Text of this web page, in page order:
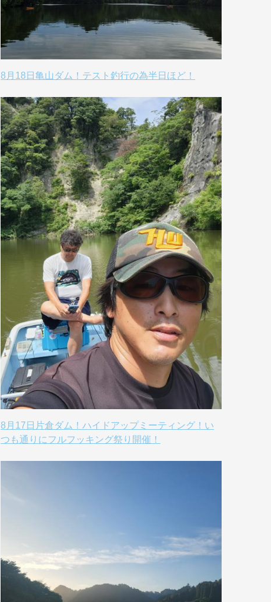
8月18日亀山ダム！テスト釣行の為半日ほど！
8月17日片倉ダム！ハイドアップミーティング！い
つも通りにフルフッキング祭り開催！